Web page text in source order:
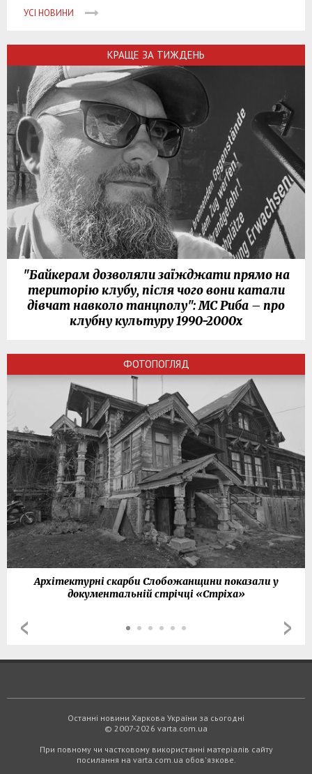
УСІ НОВИНИ
КРАЩЕ ЗА ТИЖДЕНЬ
"Байкерам дозволяли заїжджати прямо на
територію клубу, після чого вони катали
дівчат навколо танцполу": МС Риба – про
клубну культуру 1990-2000х
ФОТОПОГЛЯД
Архітектурні скарби Слобожанщини показали у
документальній стрічці «Стріха»
Останні новини Харкова України за сьогодні
© 2007-2026 varta.com.ua
При повному чи частковому використанні матеріалів сайту
посилання на varta.com.ua обов'язкове.